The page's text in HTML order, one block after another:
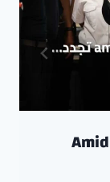
ماكرون يحذر من أسابيع صعبة Amid